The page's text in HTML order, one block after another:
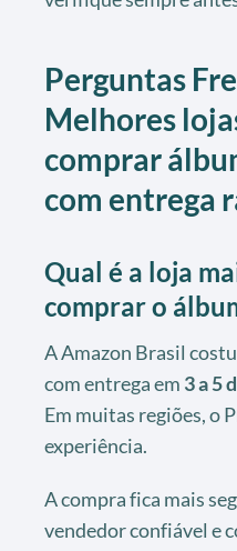
Perguntas
Melhores
comprar
com entrega
Qual é a loja
comprar o
A Amazon Brasil
com entrega em 3 a 5
Em muitas regiões, o
experiência.
A compra fica mais
vendedor confiável e